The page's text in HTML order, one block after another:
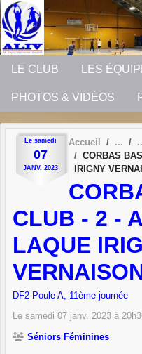
LE CLUB LES
PHOTOS & VIDÉOS
Le samedi
07
JANV. 2023
Accueil
CORBAS
IRIGNY
CLUB - 2 -
LAQUE
DF2-Poule A, 11ème journée
Le samedi 07 janv. 2023 à
Séniors Féminines
Panneau de gestion des